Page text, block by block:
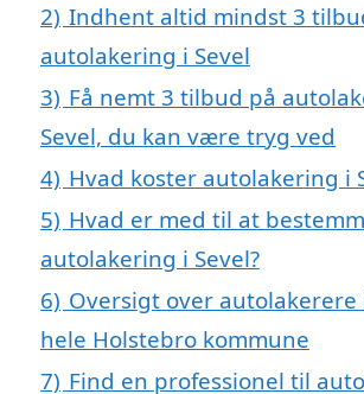
2) Indhent altid mindst 3
autolakering i Sevel
3) Få nemt 3 tilbud på
Sevel, du kan være tryg ved
4) Hvad koster autolakering i
5) Hvad er med til at
autolakering i Sevel?
6) Oversigt over autolakerere
hele Holstebro kommune
7) Find en professionel til